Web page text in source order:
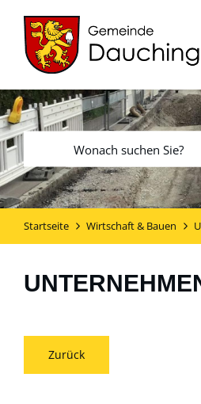
Startseite Wirtschaft & Bauen
Zurück